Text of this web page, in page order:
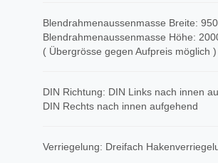
Blendrahmenaussenmasse Breite:
Blendrahmenaussenmasse Höhe:
( Übergrösse gegen Aufpreis möglich )
DIN Richtung: DIN Links nach innen
DIN Rechts nach innen aufgehend
Verriegelung: Dreifach